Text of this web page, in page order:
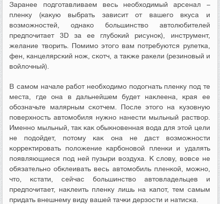
Заранее подготавливаем весь необходимый арсенал –
пленку (какую выбрать зависит от вашего вкуса и
возможностей, однако большинство автолюбителей
предпочитает 3D за ее глубокий рисунок), инструмент,
желание творить. Помимо этого вам потребуются рулетка,
фен, канцелярский нож, скотч, а также ракели (резиновый и
войлочный).
В самом начале работ необходимо подогнать пленку под те
места, где она в дальнейшем будет наклеена, края ее
обозначьте малярным скотчем. После этого на кузовную
поверхность автомобиля нужно нанести мыльный раствор.
Именно мыльный, так как обыкновенная вода для этой цели
не подойдет, потому как она не даст возможности
корректировать положение карбоновой пленки и удалять
появляющиеся под ней пузыри воздуха. К слову, вовсе не
обязательно обклеивать весь автомобиль пленкой, можно,
что, кстати, сейчас большинство автовладельцев и
предпочитает, наклеить пленку лишь на капот, тем самым
придать внешнему виду вашей тачки дерзости и натиска.